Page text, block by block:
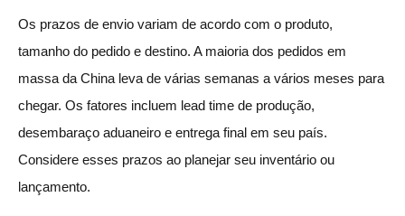
Os prazos de envio variam de acordo com o produto,
tamanho do pedido e destino. A maioria dos pedidos em
massa da China leva de várias semanas a vários meses para
chegar. Os fatores incluem lead time de produção,
desembaraço aduaneiro e entrega final em seu país.
Considere esses prazos ao planejar seu inventário ou
lançamento.